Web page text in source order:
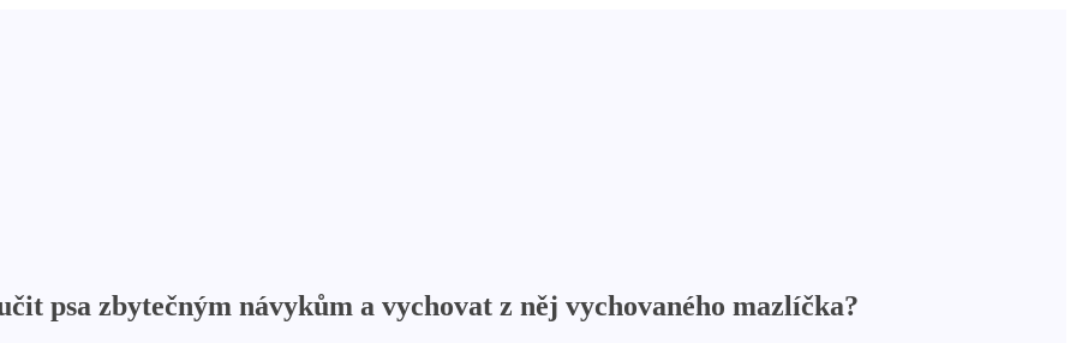
psa zbytečným návykům a vychovat z něj vychovaného mazlíčka?